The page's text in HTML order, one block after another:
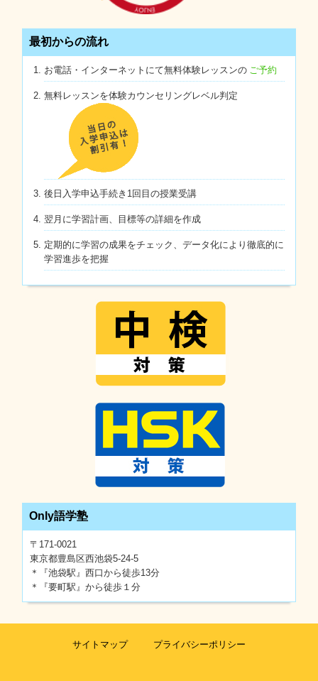
最初からの流れ
お電話・インターネットにて無料体験レッスンの ご予約
無料レッスンを体験カウンセリングレベル判定
後日入学申込手続き1回目の授業受講
翌月に学習計画、目標等の詳細を作成
定期的に学習の成果をチェック、データ化により徹底的に
学習進歩を把握
Only語学塾
〒171-0021
東京都豊島区西池袋5-24-5
＊『池袋駅』西口から徒歩13分
＊『要町駅』から徒歩１分
サイトマップ プライバシーポリシー